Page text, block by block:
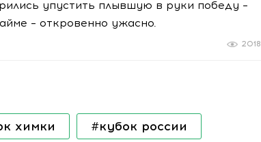
упустить плывшую в руки победу –
– откровенно ужасно.
2018
химки #кубок россии